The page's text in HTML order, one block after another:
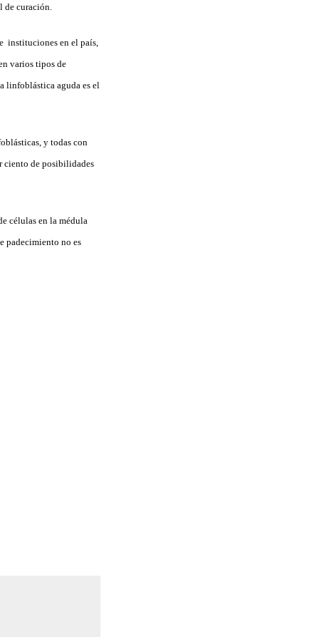
curación.
instituciones en el país,
varios tipos de
linfoblástica aguda es el
y todas con
ciento de posibilidades
células en la médula
padecimiento no es